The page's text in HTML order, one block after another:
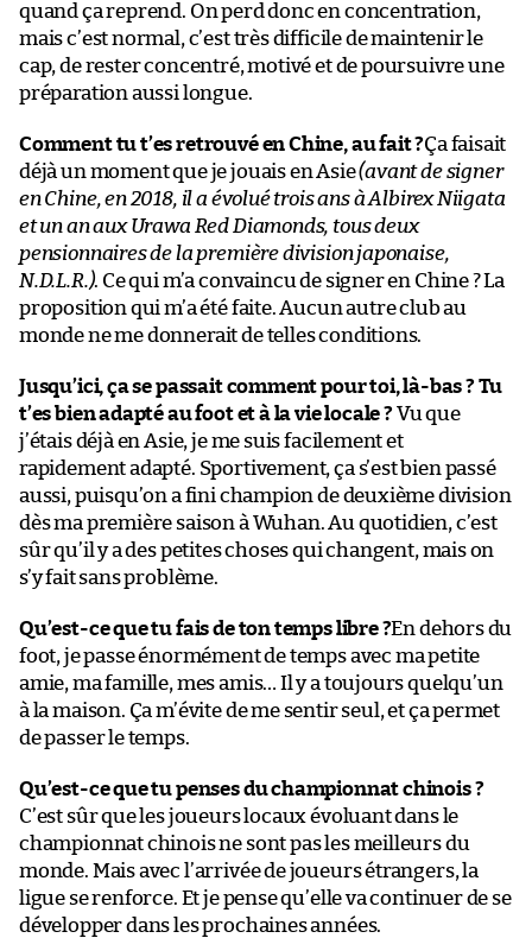
quand ça reprend. On perd donc en concentration,
mais c’est normal, c’est très difficile de maintenir le
cap, de rester concentré, motivé et de poursuivre une
préparation aussi longue.
Comment tu t’es retrouvé en Chine, au fait ?Ça faisait
déjà un moment que je jouais en Asie(avant de signer
en Chine, en 2018, il a évolué trois ans à Albirex Niigata
et un an aux Urawa Red Diamonds, tous deux
pensionnaires de la première division japonaise,
N.D.L.R.). Ce qui m’a convaincu de signer en Chine ? La
proposition qui m’a été faite. Aucun autre club au
monde ne me donnerait de telles conditions.
Jusqu’ici, ça se passait comment pour toi, là-bas ? Tu
t’es bien adapté au foot et à la vie locale ? Vu que
j’étais déjà en Asie, je me suis facilement et
rapidement adapté. Sportivement, ça s’est bien passé
aussi, puisqu’on a fini champion de deuxième division
dès ma première saison à Wuhan. Au quotidien, c’est
sûr qu’il y a des petites choses qui changent, mais on
s’y fait sans problème.
Qu’est-ce que tu fais de ton temps libre ?En dehors du
foot, je passe énormément de temps avec ma petite
amie, ma famille, mes amis… Il y a toujours quelqu’un
à la maison. Ça m’évite de me sentir seul, et ça permet
de passer le temps.
Qu’est-ce que tu penses du championnat chinois ?
C’est sûr que les joueurs locaux évoluant dans le
championnat chinois ne sont pas les meilleurs du
monde. Mais avec l’arrivée de joueurs étrangers, la
ligue se renforce. Et je pense qu’elle va continuer de se
développer dans les prochaines années.